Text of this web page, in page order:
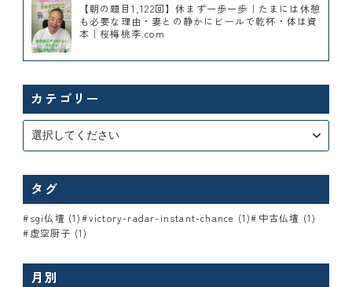
【朝の題目1,122回】休まず一歩一歩｜たまには休憩
も必要な理由・妻との静かにビールで乾杯・体は資
本｜桜梅桃李.com
カテゴリー
タグ
sgi仏壇 (1) victory-radar-instant-chance (1)
中古仏壇 (1)
虚空厨子 (1)
月別